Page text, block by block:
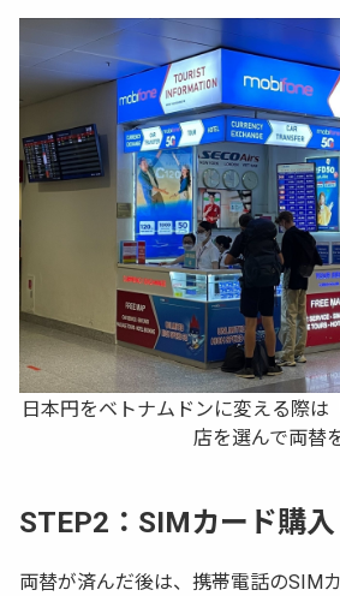
日本円をベトナムドンに変える際は
店を選んで両替
STEP2：SIMカード購入
両替が済んだ後は、携帯電話のSIM